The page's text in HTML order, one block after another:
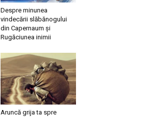
Despre minunea
vindecării slăbănogului
din Capernaum și
Rugăciunea inimii
Aruncă grija ta spre